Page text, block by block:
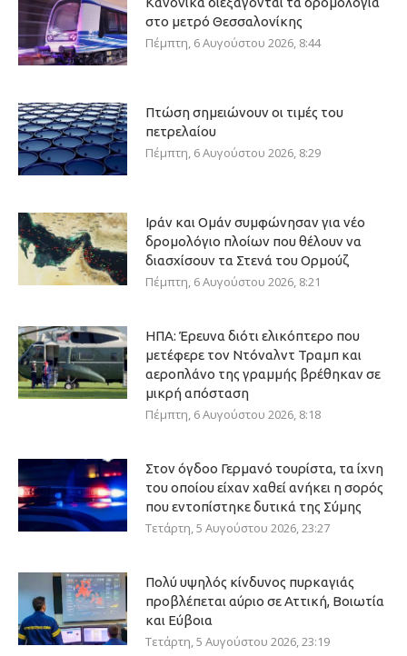
στο μετρό Θεσσαλονίκης
Πέμπτη, 6 Αυγούστου 2026, 8:44
Πτώση σημειώνουν οι τιμές του
πετρελαίου
Πέμπτη, 6 Αυγούστου 2026, 8:29
Ιράν και Ομάν συμφώνησαν για νέο
δρομολόγιο πλοίων που θέλουν να
διασχίσουν τα Στενά του Ορμούζ
Πέμπτη, 6 Αυγούστου 2026, 8:21
ΗΠΑ: Έρευνα διότι ελικόπτερο που
μετέφερε τον Ντόναλντ Τραμπ και
αεροπλάνο της γραμμής βρέθηκαν σε
μικρή απόσταση
Πέμπτη, 6 Αυγούστου 2026, 8:18
Στον όγδοο Γερμανό τουρίστα, τα ίχνη
του οποίου είχαν χαθεί ανήκει η σορός
που εντοπίστηκε δυτικά της Σύμης
Τετάρτη, 5 Αυγούστου 2026, 23:27
Πολύ υψηλός κίνδυνος πυρκαγιάς
προβλέπεται αύριο σε Αττική, Βοιωτία
και Εύβοια
Τετάρτη, 5 Αυγούστου 2026, 23:19